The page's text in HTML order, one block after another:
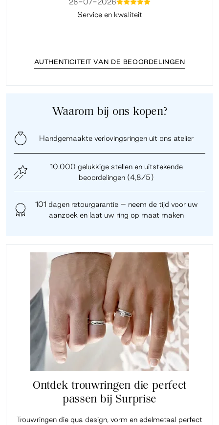
mmmmm
Service en kwaliteit
AUTHENTICITEIT VAN DE BEOORDELINGEN
Waarom bij ons kopen?
Handgemaakte verlovingsringen uit ons atelier
10.000 gelukkige stellen en uitstekende
beoordelingen (4,8/5)
101 dagen retourgarantie – neem de tijd voor uw
aanzoek en laat uw ring op maat maken
Ontdek trouwringen die perfect
passen bij Surprise
Trouwringen die qua design, vorm en edelmetaal perfect